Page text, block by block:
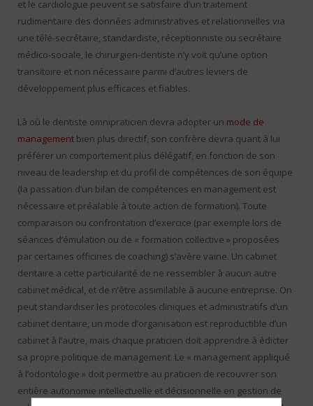
et le cardiologue peuvent se satisfaire d’un traitement
rudimentaire des données administratives et relationnelles via
une télé-secrétaire, standardiste, réceptionniste ou secrétaire
médico-sociale, le chirurgien-dentiste n’y voit qu’une option
transitoire et non nécessaire parmi d’autres leviers de
développement plus efficaces et fiables.
Là où le dentiste omnipraticien devra adopter un mode de
management bien plus directif, son confrère devra quant à lui
préférer un comportement plus délégatif, en fonction de son
niveau de leadership et du profil de compétences de son équipe
(la passation d’un bilan de compétences en management est
nécessaire et préalable à toute action de formation). Toute
comparaison ou confrontation d’exercice (par exemple lors de
séances d’émulation ou de « formation collective » proposées
par certaines officines de coaching) s’avère vaine. Un cabinet
dentaire a cette particularité de ne ressembler à aucun autre
cabinet médical, et de n’être assimilable à aucune entreprise. On
peut standardiser les protocoles cliniques et administratifs d’un
cabinet dentaire, un mode d’organisation est reproductible d’un
cabinet à l’autre, mais chaque praticien doit apprendre à édicter
sa propre politique de management. Le « management appliqué
à l’odontologie » doit permettre au praticien de recouvrer son
entière autonomie intellectuelle et décisionnelle en gestion de